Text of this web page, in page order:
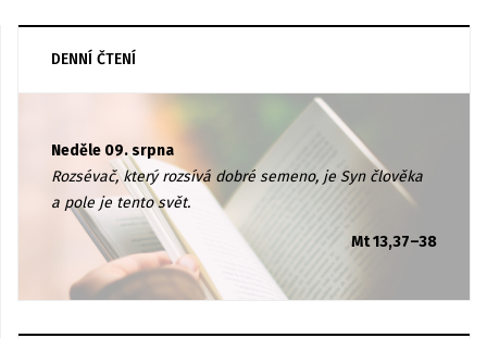
DENNÍ ČTENÍ
Neděle 09. srpna
Rozsévač, který rozsívá dobré semeno, je Syn člověka
a pole je tento svět.
Mt 13,37–38